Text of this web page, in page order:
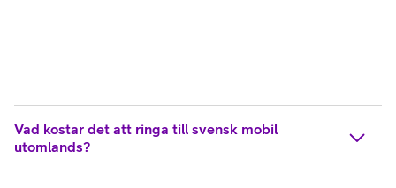
Vad kostar det att ringa till svensk mobil
utomlands?